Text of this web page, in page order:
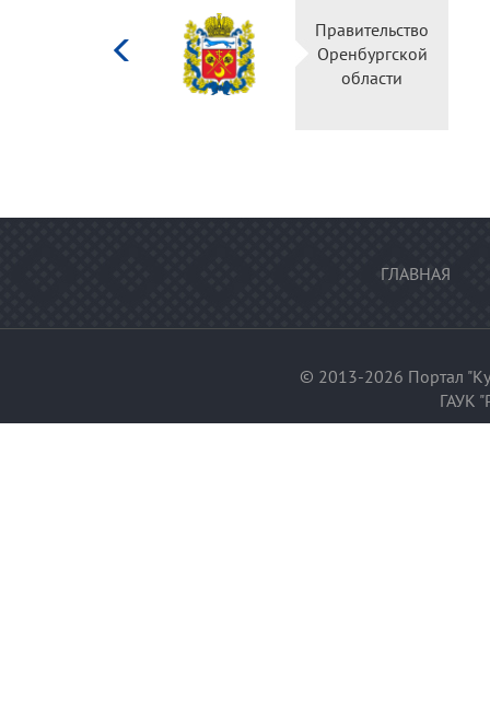
Министерство
культуры
Российской
ГЛАВНАЯ
© 2013-2026 Портал
ГАУК